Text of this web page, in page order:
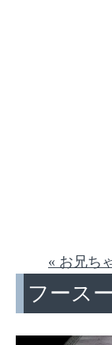
« お兄ち
フース